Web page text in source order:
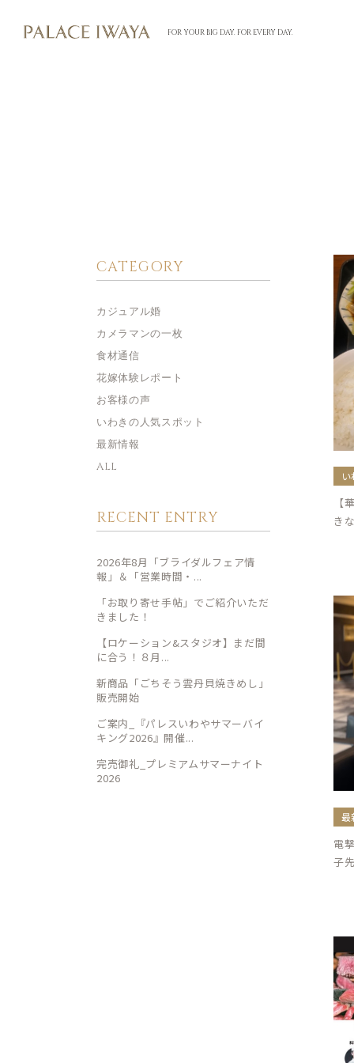
FOR YOUR BIG DAY. FOR EVERY DAY.
CATEGORY
カジュアル婚
カメラマンの一枚
食材通信
花嫁体験レポート
お客様の声
いわきの人気スポット
最新情報
ALL
RECENT ENTRY
2026年8月「ブライダルフェア情
報」＆「営業時間・...
「お取り寄せ手帖」でご紹介いただ
きました！
【ロケーション&スタジオ】まだ間
に合う！８月...
新商品「ごちそう雲丹貝焼きめし」
販売開始
ご案内_『パレスいわやサマーバイ
キング2026』開催...
完売御礼_プレミアムサマーナイト
2026
【
き
最
電
子